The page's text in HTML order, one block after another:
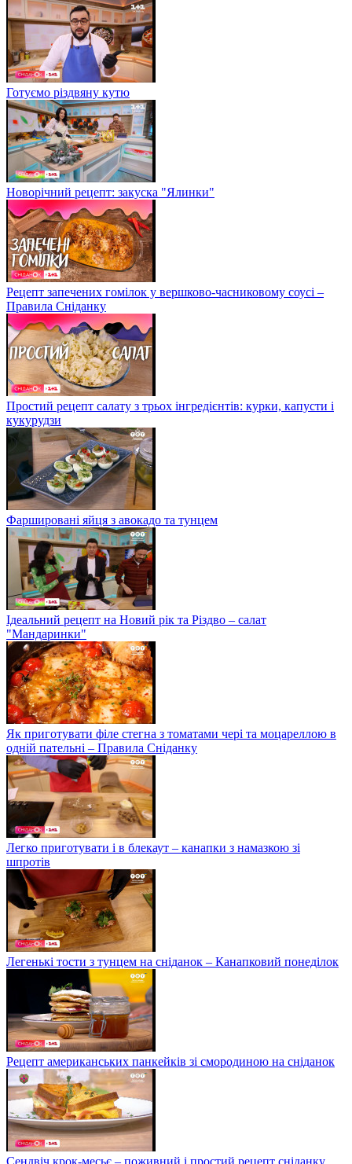
Готуємо різдвяну кутю
Новорічний рецепт: закуска "Ялинки"
Рецепт запечених гомілок у вершково-часниковому соусі –
Правила Сніданку
Простий рецепт салату з трьох інгредієнтів: курки, капусти і
кукурудзи
Фаршировані яйця з авокадо та тунцем
Ідеальний рецепт на Новий рік та Різдво – салат
"Мандаринки"
Як приготувати філе стегна з томатами чері та моцареллою в
одній пательні – Правила Сніданку
Легко приготувати і в блекаут – канапки з намазкою зі
шпротів
Легенькі тости з тунцем на сніданок – Канапковий понеділок
Рецепт американських панкейків зі смородиною на сніданок
Сендвіч крок-месьє – поживний і простий рецепт сніданку